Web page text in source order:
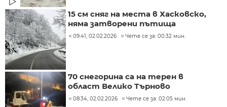
15 см сняг на места в Хасковско,
няма затворени пътища
09:41, 02.02.2026 Чете се за: 00:32 мин.
70 снегорина са на терен в
област Велико Търново
08:34, 02.02.2026 Чете се за: 02:05 мин.